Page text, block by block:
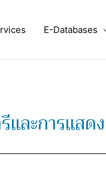
E-Databases
ละการแสด